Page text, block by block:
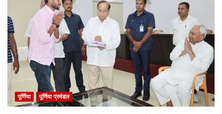
पूर्णिया पूर्णिया प्रमंडल